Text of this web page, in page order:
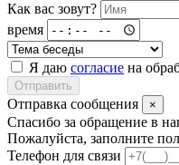
Как вас зовут?
время
Я даю согласие на
Отправить
Отправка сообщения ×
Спасибо за обращение в
Пожалуйста, заполните
Телефон для связи